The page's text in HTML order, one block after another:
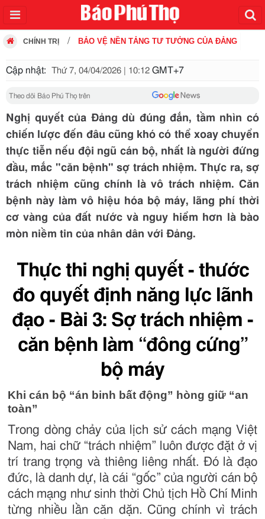
CHÍNH TRỊ BẢO VỆ NỀN TẢNG TƯ TƯỞNG CỦA ĐẢNG
Cập nhật: Thứ 7, 04/04/2026 | 10:12 GMT+7
Theo dõi Báo Phú Thọ trên
Nghị quyết của Đảng dù đúng đắn, tầm nhìn có
chiến lược đến đâu cũng khó có thể xoay chuyển
thực tiễn nếu đội ngũ cán bộ, nhất là người đứng
đầu, mắc "căn bệnh" sợ trách nhiệm. Thực ra, sợ
trách nhiệm cũng chính là vô trách nhiệm. Căn
bệnh này làm vô hiệu hóa bộ máy, lãng phí thời
cơ vàng của đất nước và nguy hiểm hơn là bào
mòn niềm tin của nhân dân với Đảng.
Thực thi nghị quyết - thước
đo quyết định năng lực lãnh
đạo - Bài 3: Sợ trách nhiệm -
căn bệnh làm “đông cứng”
bộ máy
Khi cán bộ “án binh bất động” hòng giữ “an
toàn”
Trong dòng chảy của lịch sử cách mạng Việt
Nam, hai chữ “trách nhiệm” luôn được đặt ở vị
trí trang trọng và thiêng liêng nhất. Đó là đạo
đức, là danh dự, là cái “gốc” của người cán bộ
cách mạng như sinh thời Chủ tịch Hồ Chí Minh
từng nhiều lần căn dặn. Cũng chính vì trách